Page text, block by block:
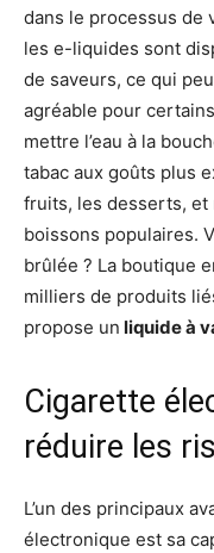
dans le processus de
les e-liquides sont
de saveurs, ce qui
agréable pour
mettre l’eau à la
tabac aux goûts plus
fruits, les desserts, et
boissons populaires.
brûlée ? La boutique
milliers de produits
propose un liquide à
Cigarette
réduire les
L’un des principaux
électronique est sa